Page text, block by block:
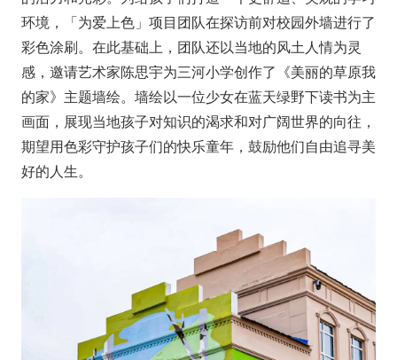
环境，「为爱上色」项目团队在探访前对校园外墙进行了
彩色涂刷。在此基础上，团队还以当地的风土人情为灵
感，邀请艺术家陈思宇为三河小学创作了《美丽的草原我
的家》主题墙绘。墙绘以一位少女在蓝天绿野下读书为主
画面，展现当地孩子对知识的渴求和对广阔世界的向往，
期望用色彩守护孩子们的快乐童年，鼓励他们自由追寻美
好的人生。